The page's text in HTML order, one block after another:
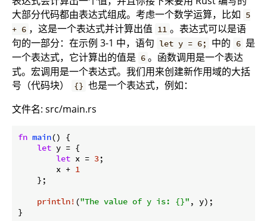
大部分代码都由表达式组成。考虑一个数学运算，比如 5
+ 6 ，这是一个表达式并计算出值 11 。表达式可以是语
句的一部分：在示例 3-1 中，语句 let y = 6; 中的 6 是
一个表达式，它计算出的值是 6 。函数调用是一个表达
式。宏调用是一个表达式。我们用来创建新作用域的大括
号（代码块）
{} 也是一个表达式，例如：
文件名: src/main.rs
fn main() {
let y = {
let x = 3;
        x +
1
    };
println! ("The value of y is: {}" , y);
}